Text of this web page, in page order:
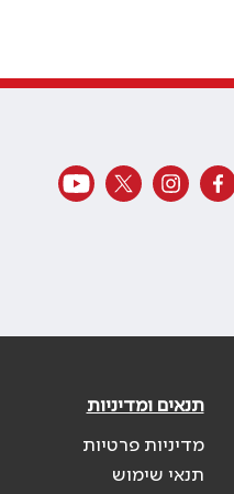
תנאים ומדיניות
מדיניות פרטיות
תנאי שימוש